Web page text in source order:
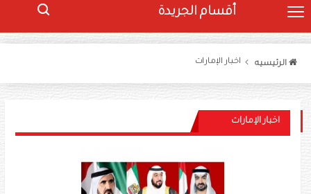
أقسام الجريدة
الرئيسيه اخبار الإمارات
اخبار الإمارات